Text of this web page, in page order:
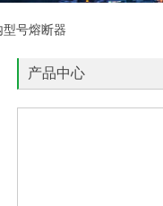
号熔断器
产品中心